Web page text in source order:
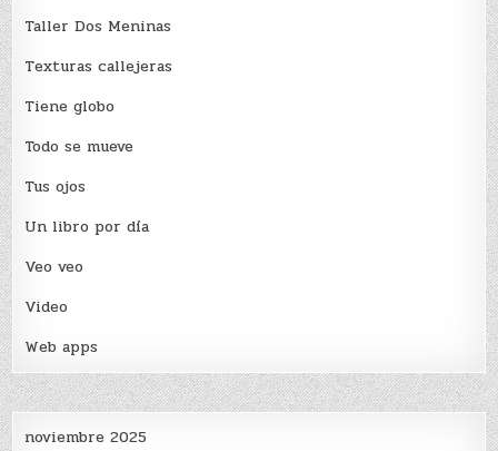
Taller Dos Meninas
Texturas callejeras
Tiene globo
Todo se mueve
Tus ojos
Un libro por día
Veo veo
Video
Web apps
noviembre 2025